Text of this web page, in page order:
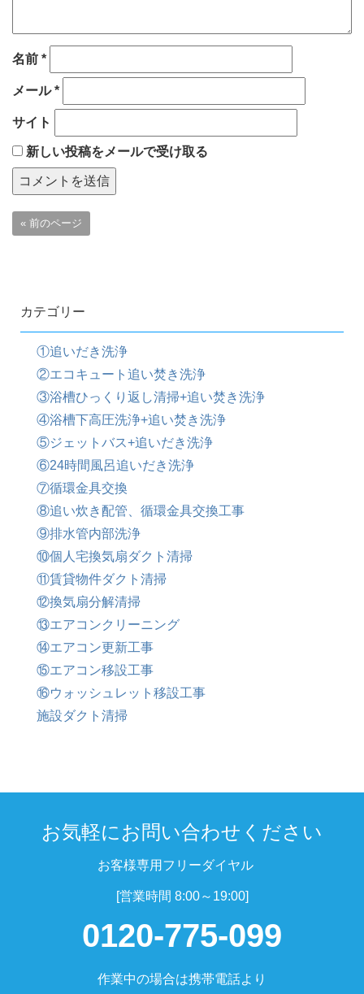
名前 *
メール*
サイト
新しい投稿をメールで受け取る
« 前のページ
カテゴリー
①追いだき洗浄
②エコキュート追い焚き洗浄
③浴槽ひっくり返し清掃+追い焚き洗浄
④浴槽下高圧洗浄+追い焚き洗浄
⑤ジェットバス+追いだき洗浄
⑥24時間風呂追いだき洗浄
⑦循環金具交換
⑧追い炊き配管、循環金具交換工事
⑨排水管内部洗浄
⑩個人宅換気扇ダクト清掃
⑪賃貸物件ダクト清掃
⑫換気扇分解清掃
⑬エアコンクリーニング
⑭エアコン更新工事
⑮エアコン移設工事
⑯ウォッシュレット移設工事
施設ダクト清掃
お気軽にお問い合わせください
お客様専用フリーダイヤル
[営業時間 8:00～19:00]
0120-775-099
作業中の場合は携帯電話より